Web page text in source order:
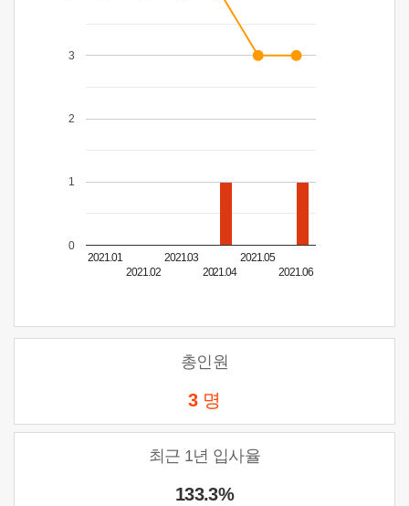
2021.01
2021.02
2021.03
2021.04
2021.05
2021.06
0
1
2
3
총인원
3 명
최근 1년 입사율
133.3%